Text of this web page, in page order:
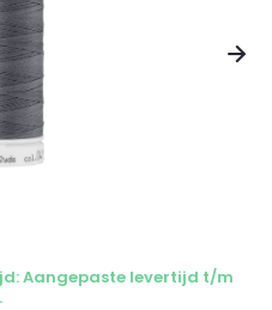
Aangepaste levertijd t/m